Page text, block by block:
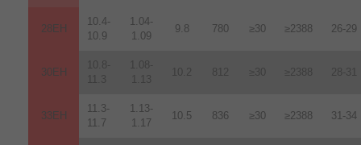
28EH
10.4-
10.9
1.04-
1.09
9.8 780 ≥30 ≥2388 26-29
30EH
10.8-
11.3
1.08-
1.13
10.2 812 ≥30 ≥2388 28-31
33EH
11.3-
11.7
1.13-
1.17
10.5 836 ≥30 ≥2388 31-34